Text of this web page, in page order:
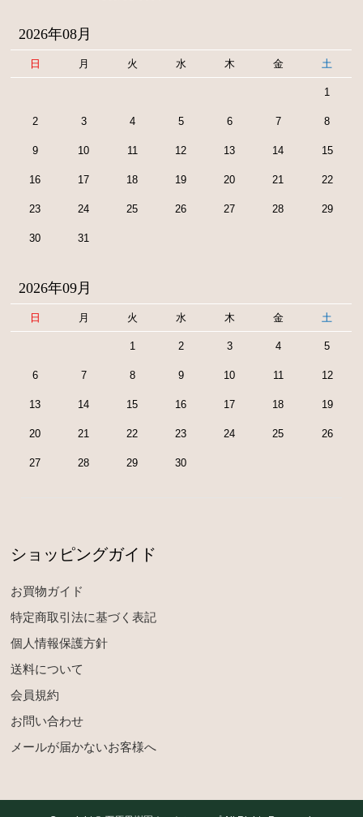
2026年08月
日 月 火 水 木 金 土
1
2 3 4 5 6 7 8
9 10 11 12 13 14 15
16 17 18 19 20 21 22
23 24 25 26 27 28 29
30 31
2026年09月
日 月 火 水 木 金 土
1 2 3 4 5
6 7 8 9 10 11 12
13 14 15 16 17 18 19
20 21 22 23 24 25 26
27 28 29 30
ショッピングガイド
お買物ガイド
特定商取引法に基づく表記
個人情報保護方針
送料について
会員規約
お問い合わせ
メールが届かないお客様へ